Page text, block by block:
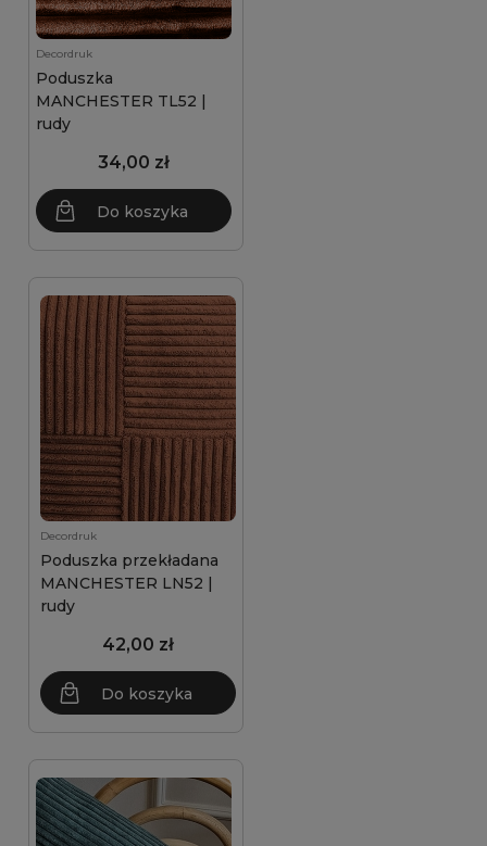
Decordruk
Poduszka
MANCHESTER TL52 |
rudy
34,00 zł
Do koszyka
Decordruk
Poduszka przekładana
MANCHESTER LN52 |
rudy
42,00 zł
Do koszyka